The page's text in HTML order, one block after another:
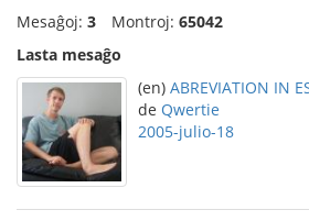
Mesaĝoj: 3 Montroj: 65042
Lasta mesaĝo
(en) ABREVIATION IN
de Qwertie
2005-julio-18